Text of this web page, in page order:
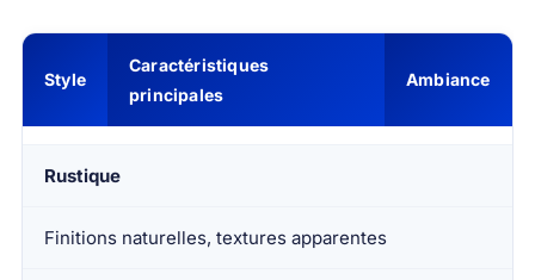
Style
Caractéristiques
principales
Ambiance
Rustique
Finitions naturelles, textures apparentes